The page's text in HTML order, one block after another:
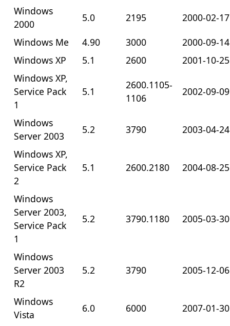
Windows
2000
5.0 2195
2000-02-17
Windows Me
4.90 3000
2000-09-14
Windows XP
5.1 2600
2001-10-25
Windows XP,
Service Pack
1
5.1
2600.1105-
1106
2002-09-09
Windows
Server 2003
5.2 3790
2003-04-24
Windows XP,
Service Pack
2
5.1 2600.2180 2004-08-25
Windows
Server 2003,
Service Pack
1
5.2 3790.1180 2005-03-30
Windows
Server 2003
R2
5.2 3790 2005-12-06
Windows
Vista
6.0 6000
2007-01-30